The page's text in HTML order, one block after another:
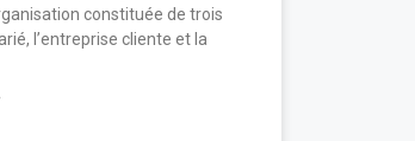
constituée de trois
l’entreprise cliente et la